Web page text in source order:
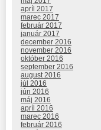
apríl 2017
marec 2017
február 2017
január 2017
december 2016
november 2016
október 2016
september 2016
august 2016
júl 2016
jún 2016
máj 2016
apríl 2016
marec 2016
február 2016